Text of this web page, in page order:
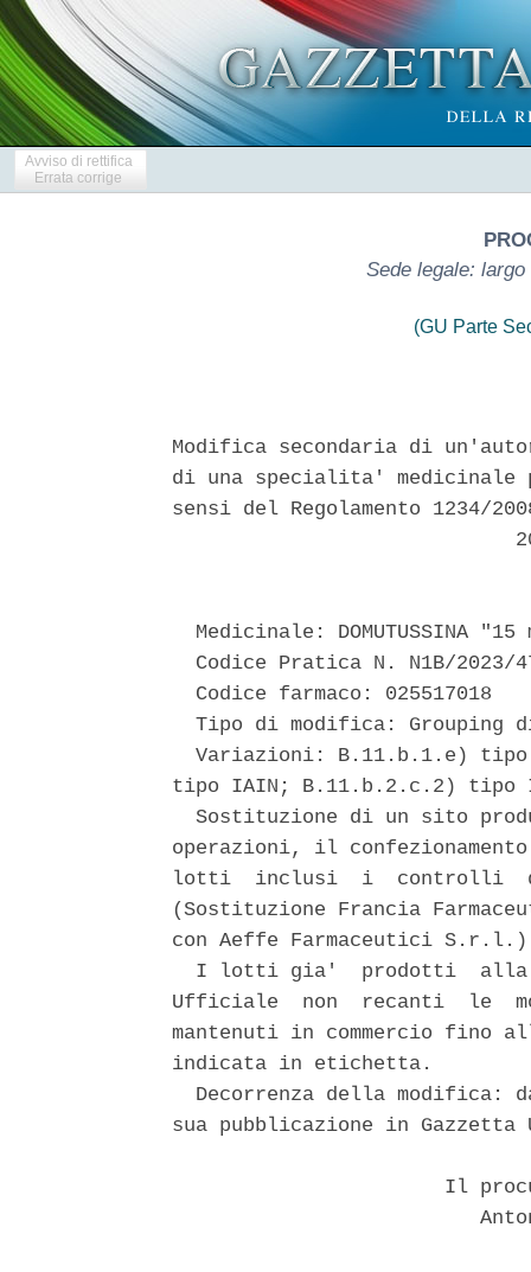
Avviso di rettifica
Errata corrige
Sede legale:
(GU Parte
Modifica secondaria di
di una specialita' medicinale
sensi del Regolamento 1234/
Medicinale: DOMUTUSSINA
Codice Pratica N. N1B/2023/
  Codice farmaco: 025517018
Tipo di modifica: Grouping
Variazioni: B.11.b.1.e)
tipo IAIN; B.11.b.2.c.2) tipo
Sostituzione di un sito
operazioni, il
lotti  inclusi  i  controlli
(Sostituzione Francia
con Aeffe Farmaceutici
I lotti gia'  prodotti
Ufficiale  non  recanti  le
mantenuti in commercio fino
indicata in etichetta.
Decorrenza della modifica:
sua pubblicazione in
Il